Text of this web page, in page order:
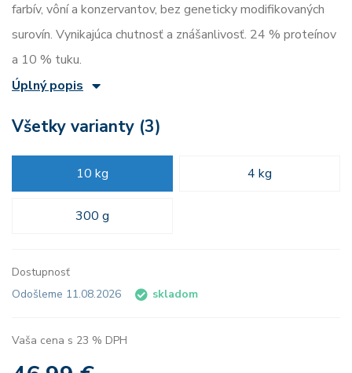
farbív, vôní a konzervantov, bez geneticky modifikovaných
surovín. Vynikajúca chutnosť a znášanlivosť. 24 % proteínov
a 10 % tuku.
Úplný popis
Všetky varianty (3)
10 kg 4 kg
300 g
Dostupnosť
Odošleme 11.08.2026
skladom
Vaša cena s 23 % DPH